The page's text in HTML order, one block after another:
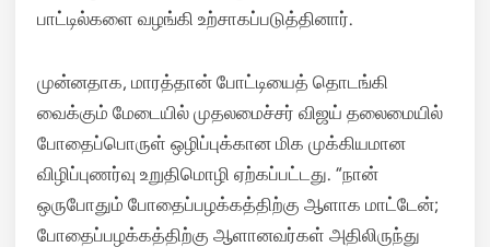
பாட்டில்களை வழங்கி உற்சாகப்படுத்தினார்.
முன்னதாக, மாரத்தான் போட்டியைத் தொடங்கி
வைக்கும் மேடையில் முதலமைச்சர் விஜய் தலைமையில்
போதைப்பொருள் ஒழிப்புக்கான மிக முக்கியமான
விழிப்புணர்வு உறுதிமொழி ஏற்கப்பட்டது. “நான்
ஒருபோதும் போதைப்பழக்கத்திற்கு ஆளாக மாட்டேன்;
போதைப்பழக்கத்திற்கு ஆளானவர்கள் அதிலிருந்து